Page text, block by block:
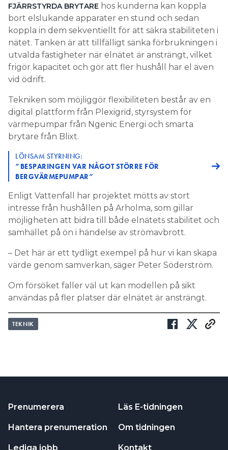
FJÄRRSTYRDA BRYTARE hos kunderna kan koppla
bort elslukande apparater en stund och sedan
koppla in dem sekventiellt för att säkra stabiliteten i
nätet. Tanken är att tillfälligt sänka förbrukningen i
utvalda fastigheter när elnätet är ansträngt, vilket
frigör kapacitet och gör att fler hushåll har el även
vid ödrift.
Tekniken som möjliggör flexibiliteten består av en
digital plattform från Plexigrid, styrsystem för
värmepumpar från Ngenic Energi och smarta
brytare från Blixt.
LÖNSAM STYRNING:
”BESPARINGEN VAR NÅGOT STÖRRE FÖR
BERGVÄRMEPUMPAR”
Enligt Vattenfall har projektet mötts av stort
intresse från hushållen på Arholma, som gillar
möjligheten att bidra till både elnätets stabilitet och
samhället på ön i händelse av strömavbrott.
– Det här är ett tydligt exempel på hur vi kan skapa
värde genom samverkan, säger Peter Söderström.
Om försöket faller väl ut kan modellen på sikt
användas på fler platser där elnätet är ansträngt.
TEKNIK
Prenumerera
Hantera prenumeration
Lediga jobb
Läs E-tidningen
Om tidningen
Kontakt